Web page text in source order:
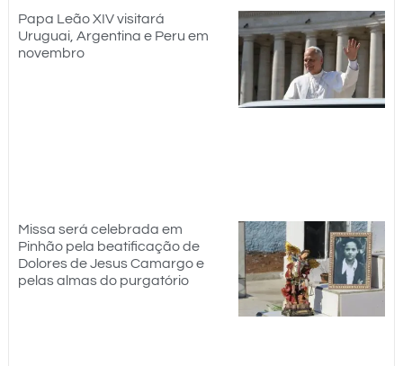
Papa Leão XIV visitará
Uruguai, Argentina e Peru em
novembro
Missa será celebrada em
Pinhão pela beatificação de
Dolores de Jesus Camargo e
pelas almas do purgatório